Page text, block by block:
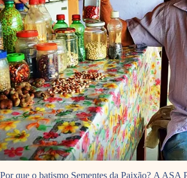
Por que o batismo Sementes da Paixão? A ASA